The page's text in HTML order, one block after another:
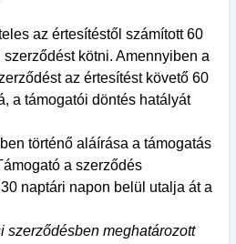
az értesítéstől számított 60
kötni. Amennyiben a
az értesítést követő 60
a támogatói döntés hatályát
történő aláírása a támogatás
a szerződés
naptári napon belül utalja át a
szerződésben meghatározott